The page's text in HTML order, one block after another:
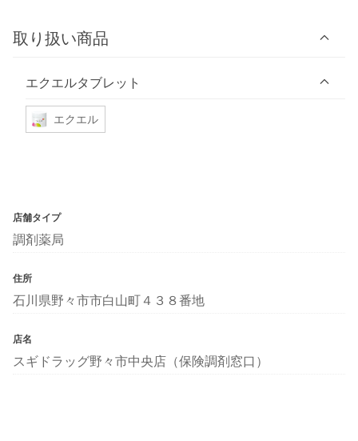
取り扱い商品
エクエルタブレット
エクエル
店舗タイプ
調剤薬局
住所
石川県野々市市白山町４３８番地
店名
スギドラッグ野々市中央店（保険調剤窓口）